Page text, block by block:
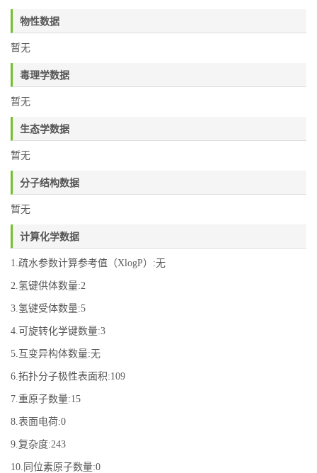
物性数据
暂无
毒理学数据
暂无
生态学数据
暂无
分子结构数据
暂无
计算化学数据
1.疏水参数计算参考值（XlogP）:无
2.氢键供体数量:2
3.氢键受体数量:5
4.可旋转化学键数量:3
5.互变异构体数量:无
6.拓扑分子极性表面积:109
7.重原子数量:15
8.表面电荷:0
9.复杂度:243
10.同位素原子数量:0